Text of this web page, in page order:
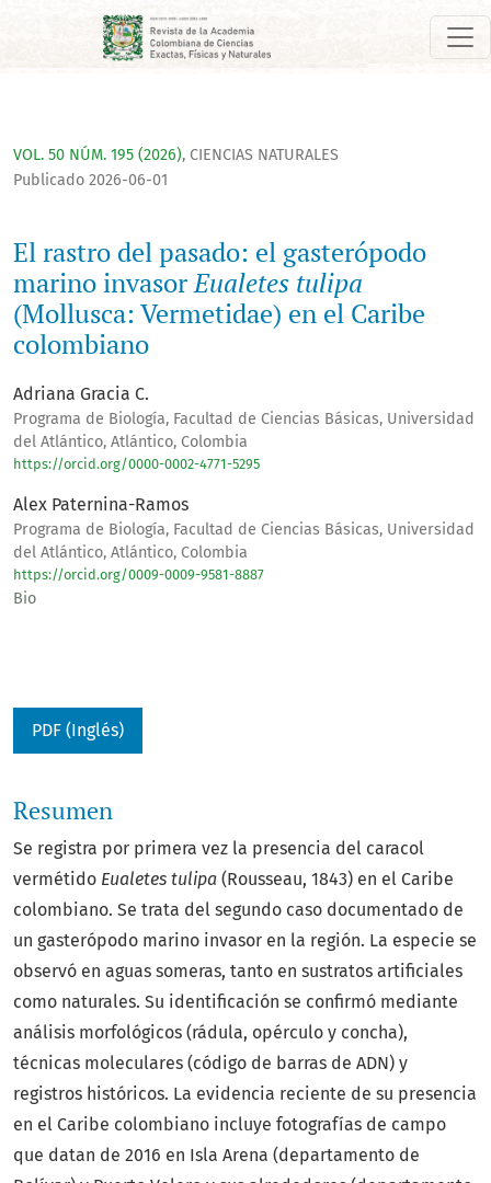
El rastro del pasado: el gasterópodo marino invasor
VOL. 50 NÚM. 195 (2026), CIENCIAS NATURALES
El rastro del pasado: el gasterópodo
marino invasorEualetes tulipa
(Mollusca: Vermetidae) en el Caribe
colombiano
Publicado 2026-06-01
Adriana Gracia C.
Programa de Biología, Facultad de Ciencias Básicas, Universidad
del Atlántico, Atlántico, Colombia
https://orcid.org/0000-0002-4771-5295
Alex Paternina-Ramos
Programa de Biología, Facultad de Ciencias Básicas, Universidad
del Atlántico, Atlántico, Colombia
https://orcid.org/0009-0009-9581-8887
Bio
PDF (Inglés)
Resumen
Se registra por primera vez la presencia del caracol
vermétido Eualetes tulipa (Rousseau, 1843) en el Caribe
colombiano. Se trata del segundo caso documentado de
un gasterópodo marino invasor en la región. La especie se
observó en aguas someras, tanto en sustratos artificiales
como naturales. Su identificación se confirmó mediante
análisis morfológicos (rádula, opérculo y concha),
técnicas moleculares (código de barras de ADN) y
registros históricos. La evidencia reciente de su presencia
en el Caribe colombiano incluye fotografías de campo
que datan de 2016 en Isla Arena (departamento de